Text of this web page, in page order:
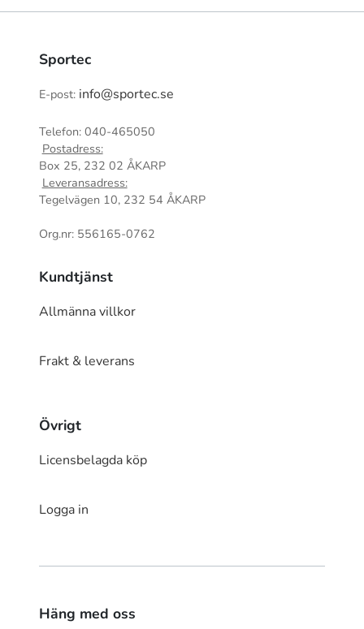
Sportec
E-post: info@sportec.se
Telefon: 040-465050
Postadress:
Box 25, 232 02 ÅKARP
Leveransadress:
Tegelvägen 10, 232 54 ÅKARP
Org.nr: 556165-0762
Kundtjänst
Allmänna villkor
Frakt & leverans
Övrigt
Licensbelagda köp
Logga in
Häng med oss